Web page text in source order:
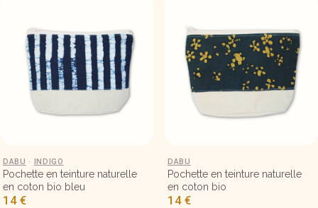
DABU · INDIGO
Pochette en teinture naturelle
en coton bio bleu
Petite pochette en tissu 18×15 – Dabu bleu
14 €
DABU
Pochette en teinture naturelle
en coton bio
Petite pochette en tissu 18×15 –
14 €